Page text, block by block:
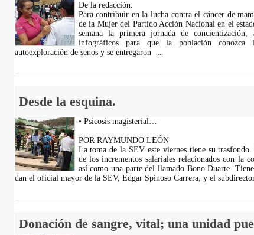
De la redacción.
Para contribuir en la lucha contra el cáncer de
de la Mujer del Partido Acción Nacional en el
semana la primera jornada de
infográficos para que la población
autoexploración de senos y se entregaron
Desde la esquina.
• Psicosis magisterial…
POR RAYMUNDO LEÓN
La toma de la SEV este viernes tiene su
de los incrementos salariales relacionados con la
así como una parte del llamado Bono Duarte.
dan el oficial mayor de la SEV, Edgar Spinoso Carrera, y el
Donación de sangre, vital; una unidad